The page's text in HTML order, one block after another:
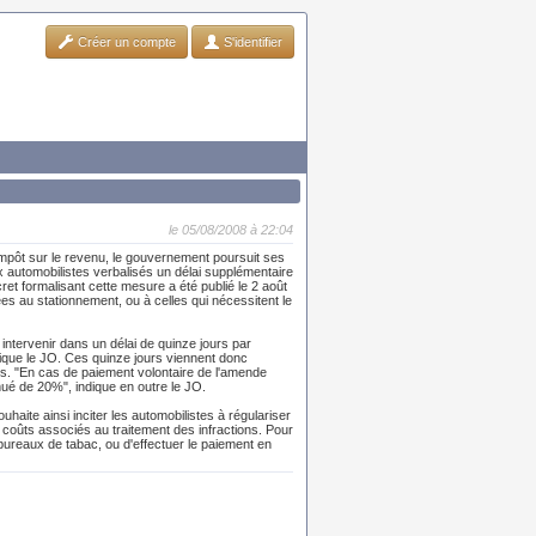
Créer un compte S'identifier
le 05/08/2008 à 22:04
sur le revenu, le gouvernement poursuit ses
verbalisés un délai supplémentaire
formalisant cette mesure a été publié le 2 août
au stationnement, ou à celles qui nécessitent le
dans un délai de quinze jours par
le JO. Ces quinze jours viennent donc
"En cas de paiement volontaire de l'amende
de 20%", indique en outre le JO.
ainsi inciter les automobilistes à régulariser
associés au traitement des infractions. Pour
de tabac, ou d'effectuer le paiement en